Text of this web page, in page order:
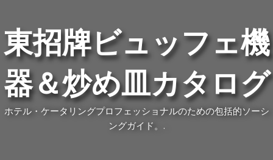
東招牌ビュッフェ機
器＆炒め皿カタログ
ホテル・ケータリングプロフェッショナルのための包括的ソーシ
ングガイド。.